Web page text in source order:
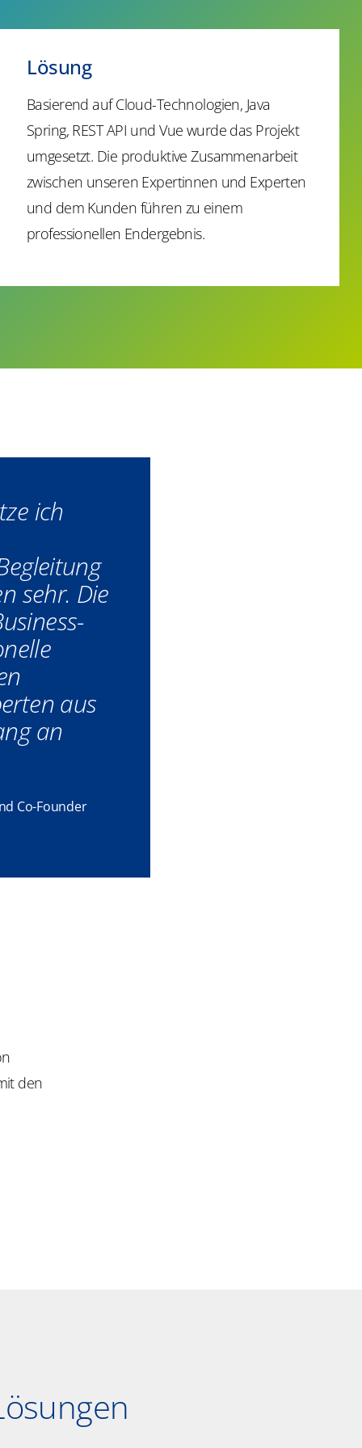
Lösung
Basierend auf Cloud-Technologien, Java
Spring, REST API und Vue wurde das Projekt
umgesetzt. Die produktive Zusammenarbeit
zwischen unseren Expertinnen und Experten
und dem Kunden führen zu einem
professionellen Endergebnis.
ich
sehr. Die
aus
an
Co-Founder
den